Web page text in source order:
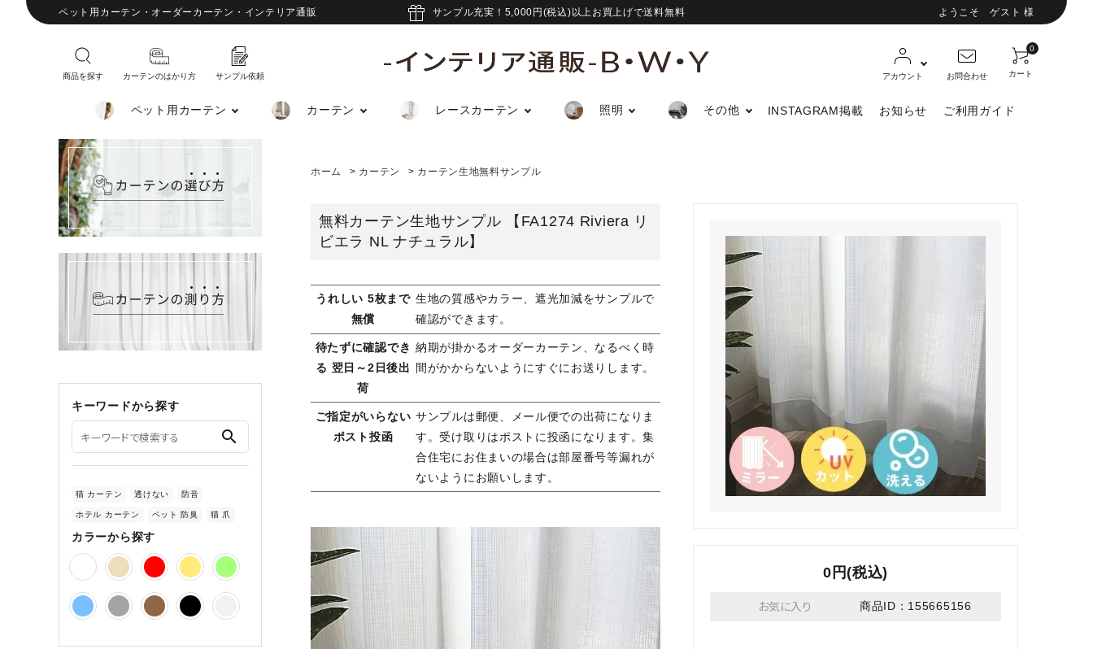
ペット用カーテン・オーダーカーテン・インテリア通販 サンプル充実！5,000円(税込)以上お買上げで送料無料 ようこそ ゲスト 様
商品を探す カーテンのはかり方 サンプル依頼 アカウント お問合わせ
0
カート
ペット用カーテン カーテン レースカーテン 照明 その他 INSTAGRAM掲載 お知らせ ご利用ガイド
ホーム > カーテン > カーテン生地無料サンプル
0円(税込)
お気に入り 商品ID：155665156
無料カーテン生地サンプル 【FA1274 Riviera リ
ビエラ NL ナチュラル】
うれしい 5枚まで
無償
生地の質感やカラー、遮光加減をサンプルで
確認ができます。
待たずに確認でき
る 翌日～2日後出
荷
納期が掛かるオーダーカーテン、なるべく時
間がかからないようにすぐにお送りします。
ご指定がいらない
ポスト投函
サンプルは郵便、メール便での出荷になりま
す。受け取りはポストに投函になります。集
合住宅にお住まいの場合は部屋番号等漏れが
ないようにお願いします。
キーワードから探す
search
猫 カーテン 透けない 防音
ホテル カーテン ペット 防臭 猫 爪
カラーから探す